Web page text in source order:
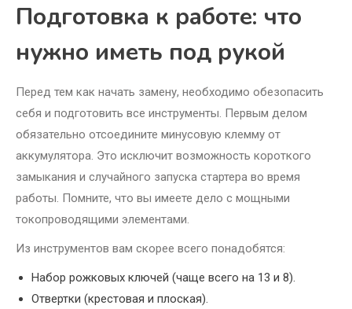
Подготовка к работе: что
нужно иметь под рукой
Перед тем как начать замену, необходимо обезопасить
себя и подготовить все инструменты. Первым делом
обязательно отсоедините минусовую клемму от
аккумулятора. Это исключит возможность короткого
замыкания и случайного запуска стартера во время
работы. Помните, что вы имеете дело с мощными
токопроводящими элементами.
Из инструментов вам скорее всего понадобятся:
Набор рожковых ключей (чаще всего на 13 и 8).
Отвертки (крестовая и плоская).